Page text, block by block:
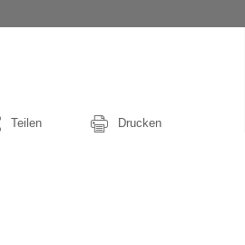
Teilen Drucken